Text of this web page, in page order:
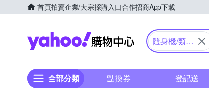
首頁拍賣企業/大宗採購入口合作招商App下載
Yahoo購物中心
隨身機/類單
全部分類 點換券 登記送